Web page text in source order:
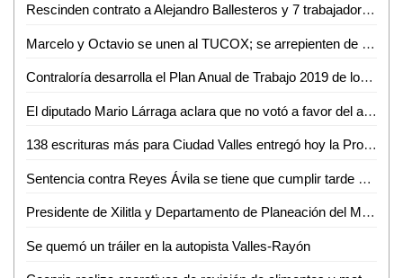
Rescinden contrato a Alejandro Ballesteros y 7 trabajadores más
Marcelo y Octavio se unen al TUCOX; se arrepienten de haber apoyado a Xavier Azuara
Contraloría desarrolla el Plan Anual de Trabajo 2019 de los órganos internos de control
El diputado Mario Lárraga aclara que no votó a favor del aumento del agua
138 escrituras más para Ciudad Valles entregó hoy la Promotora del Estado
Sentencia contra Reyes Ávila se tiene que cumplir tarde o temprano: LACM
Presidente de Xilitla y Departamento de Planeación del Municipio formalizan integración del COPLADEM
Se quemó un tráiler en la autopista Valles-Rayón